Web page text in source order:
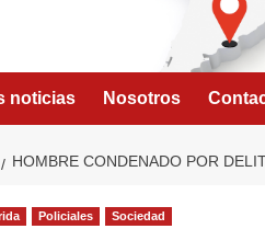
noticias Nosotros
HOMBRE CONDENADO POR
Policiales Sociedad